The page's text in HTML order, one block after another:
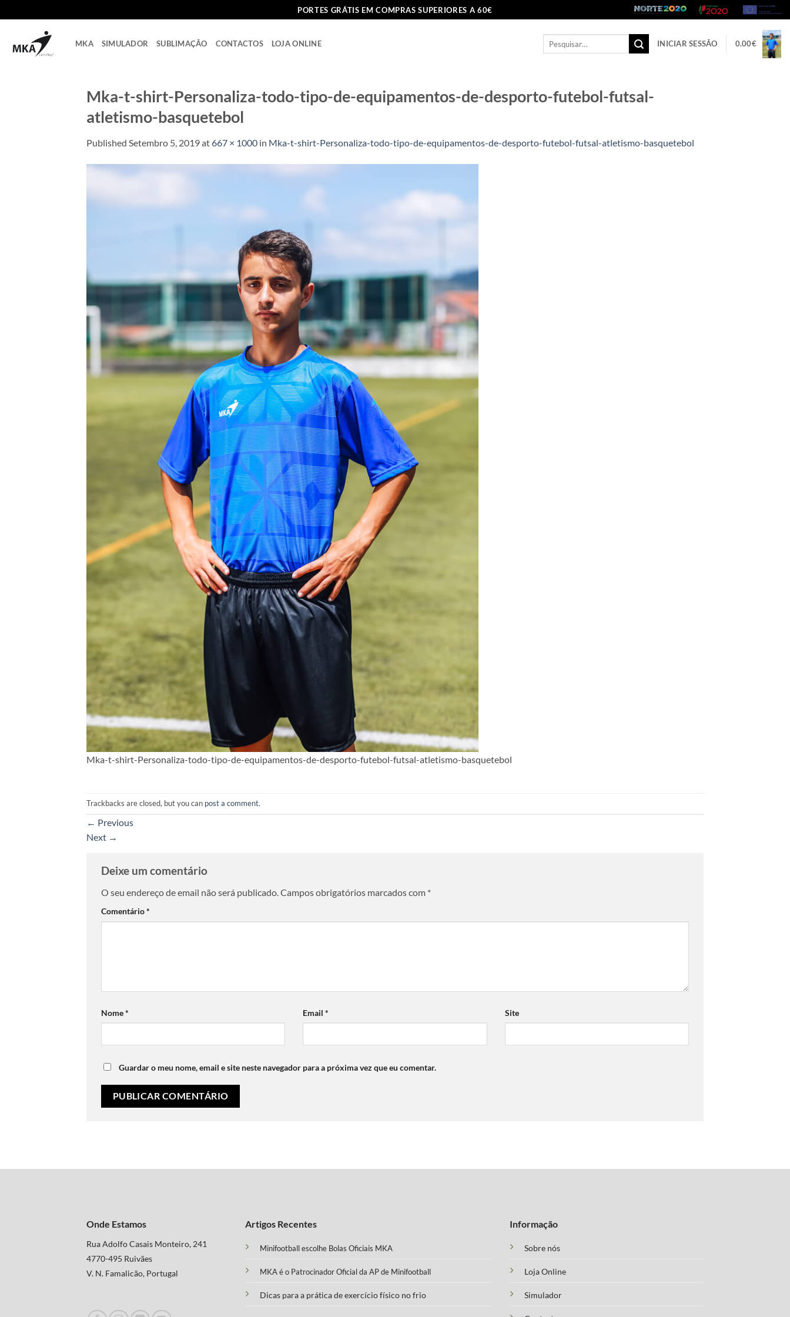
to
PORTES GRÁTIS EM COMPRAS SUPERIORES A 60€
MKA SIMULADOR SUBLIMAÇÃO CONTACTOS LOJA ONLINE
Pesquisar
INICIAR SESSÃO 0.00€
Mka-t-shirt-Personaliza-todo-tipo-de-equipamentos-de-desporto-futebol-futsal-
atletismo-basquetebol
Published Setembro 5, 2019at667 × 1000 in Mka-t-shirt-Personaliza-todo-tipo-de-equipamentos-de-desporto-futebol-futsal-atletismo-basquetebol
Mka-t-shirt-Personaliza-todo-tipo-de-equipamentos-de-desporto-futebol-futsal-atletismo-basquetebol
Trackbacks are closed, but you can post a comment.
← Previous
Next →
Deixe um comentário
O seu endereço de email não será publicado.Campos obrigatórios marcados com *
Comentário*
Nome* Email* Site
Guardar o meu nome, email e site neste navegador para a próxima vez que eu comentar.
Onde Estamos
Rua Adolfo Casais Monteiro, 241
4770-495 Ruivães
V. N. Famalicão, Portugal
Artigos Recentes
Minifootball escolhe Bolas Oficiais MKA
MKA é o Patrocinador Oficial da AP de Minifootball
Dicas para a prática de exercício físico no frio
Informação
Sobre nós
Loja Online
Simulador